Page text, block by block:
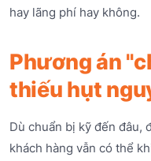
hay lãng phí hay không.
Phương án
thiếu hụt
Dù chuẩn bị kỹ đến đâu,
khách hàng vẫn có thể